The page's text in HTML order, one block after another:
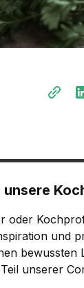
unsere
oder
und
bewussten
unserer